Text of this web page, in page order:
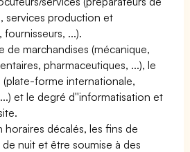
services production et
...).
de marchandises (mécanique,
pharmaceutiques, ...), le
forme internationale,
et le degré d''informatisation et
horaires décalés, les fins de
nuit et être soumise à des